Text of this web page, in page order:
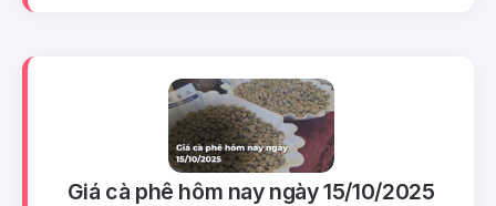
Giá cà phê hôm nay ngày 15/10/2025